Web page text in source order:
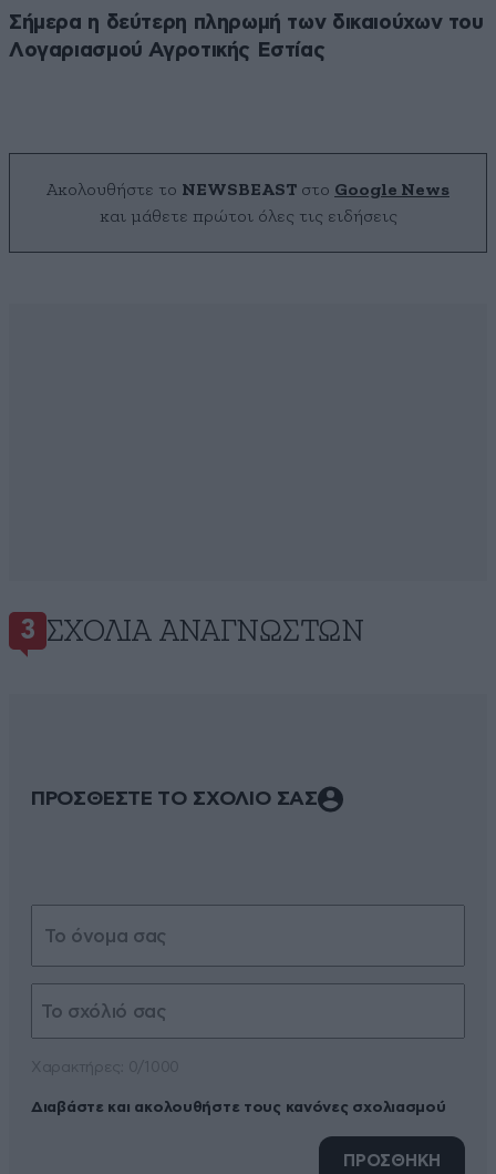
Σήμερα η δεύτερη πληρωμή των δικαιούχων του
Λογαριασμού Αγροτικής Εστίας
Ακολουθήστε το NEWSBEAST στο Google News
και μάθετε πρώτοι όλες τις ειδήσεις
3 ΣΧΌΛΙΑ ΑΝΑΓΝΩΣΤΏΝ
ΠΡΟΣΘΕΣΤΕ ΤΟ ΣΧΟΛΙΟ ΣΑΣ
Διαβάστε και ακολουθήστε τους κανόνες σχολιασμού
ΠΡΟΣΘΗΚΗ